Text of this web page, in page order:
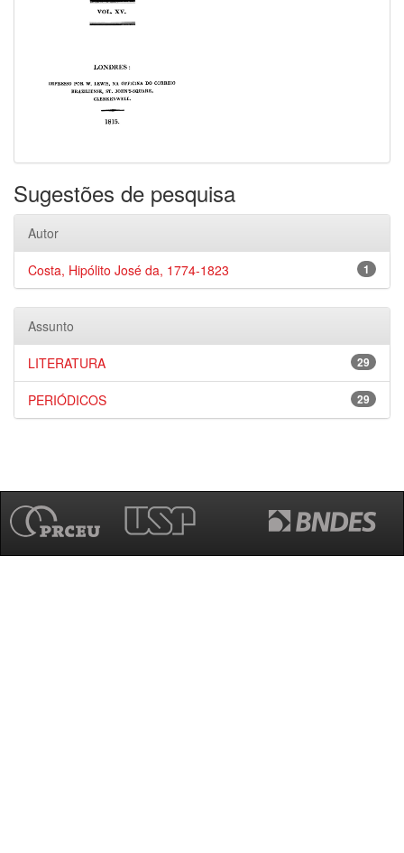
Sugestões de pesquisa
Autor
1
Costa, Hipólito José da, 1774-1823
Assunto
29
LITERATURA
29
PERIÓDICOS